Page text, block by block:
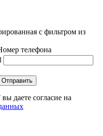
с фильтром из
телефона
Отправить
даете согласие на